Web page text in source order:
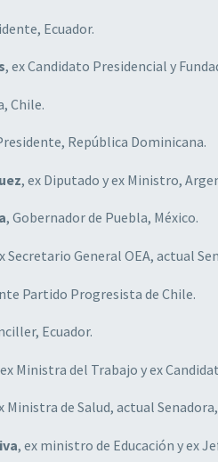
Ecuador.
, ex Candidato Presidencial y
Chile.
República Dominicana.
, ex Diputado y ex Ministro,
, Gobernador de Puebla, México.
Secretario General OEA, actual
Partido Progresista de Chile.
Ecuador.
Ministra del Trabajo y ex
Ministra de Salud, actual
, ex ministro de Educación y ex